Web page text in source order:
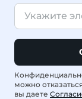
можно
вы даете